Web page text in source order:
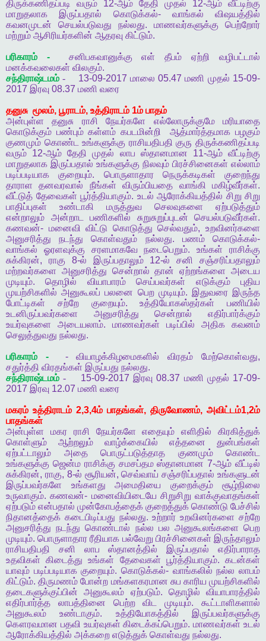
திருக்கணிதப்படி வரும் 12-ஆம் தேதி முதல் 12-ஆம் வீட்டிற்கு
மாறுதலாக
இருப்பதால் கொடுக்கல்- வாங்கல்
விஷயத்தில்
கவனமுடன்
செயல்படுவது நல்லது. மாணவர்களுக்கு
பெற்றோர்
மற்றும் ஆசிரியர்களின் ஆதரவு கிட்டும்.
பரிகாரம் - சனிபகவானுக்கு எள் தீபம் ஏற்றி
வழிபட்டால்
மனக்கவலைகள் விலகும்.
சந்திராஷ்டமம் - 13-09-2017 மாலை 05.47மணி முதல் 15-09-
2017 இரவு 08.37 மணி வரை
தனுசு மூலம், பூராடம், உத்திராடம் 1ம் பாதம்
அன்புள்ள
தனுசு ராசி நேயர்களே எல்லோருக்குமே
மரியாதை
கொடுக்கும் பண்பும் கள்ளம் கபடமின்றி ஆத்மார்த்தமாக பழகும்
குணமும் கொண்ட உங்களுக்கு ராசியதிபதி குரு திருக்கணிதப்படி
வரும் 12-ஆம் தேதி முதல் லாப ஸ்தானமான 11-ஆம் வீட்டிற்கு
மாறுதலாக இருப்பதால் உங்களுக்கு நிலவும் பிரச்சினைகள் எல்லாம்
படிப்படியாக
குறையும். பொருளாதார நெருக்கடிகள்
குறைந்து
தாராள
தனவரவால் நீங்கள் விரும்பியதை வாங்கி மகிழ்வீர்கள்.
வீட்டுத் தேவைகள் பூர்த்தியாகும். உடல் ஆரோக்கியத்தில் சிறு சிறு
பாதிப்புகள்
உண்டாகி மருத்துவ செலவுகளை
ஏற்படுத்தும்
என்றாலும்
அன்றாட பணிகளில் சுறுசுறுப்புடன் செயல்படுவீர்கள்.
கணவன்- மனைவி விட்டு கொடுத்து செல்வதும்,உறவினர்களை
அனுசரித்து
நடந்து கொள்வதும் நல்லது. பணம் கொடுக்கல்-
வாங்கல்
ஓரளவுக்கு சரளமாகவே நடைபெறும்.உங்கள்
ராசிக்கு
சுக்கிரன், ராகு 8-ல் இருப்பதாலும்12-ல் சனி
சஞ்சரிப்பதாலும்
மற்றவர்களை அனுசரித்து சென்றால் தான் ஏற்றங்களை அடைய
முடியும்.தொழில் வியாபாரம் செய்பவர்கள் எடுக்கும்
புதிய
முயற்சிகளில் அனுகூலப் பலனை பெற முடியும். இதுவரை இருந்த
போட்டிகள்
சற்றே குறையும்.உத்தியோகஸ்தர்கள்
பணியில்
உடனிருப்பவர்களை
அனுசரித்து சென்றால்
எதிர்பார்க்கும்
உயர்வுகளை
அடையலாம். மாணவர்கள் படிப்பில் அதிக
கவனம்
செலுத்துவது நல்லது.
பரிகாரம் --வியாழக்கிழமைகளில் விரதம் மேற்கொள்வது,
சதுர்த்தி விரதங்கள் இருப்பது நல்லது.
சந்திராஷ்டமம் - 15-09-2017 இரவு 08.37 மணி முதல் 17-09-
2017 இரவு 12.07 மணி வரை
மகரம் உத்திராடம் 2,3,4ம் பாதங்கள், திருவோணம், அவிட்டம்1,2ம்
பாதங்கள்
அன்புள்ள
மகர ராசி நேயர்களே எதையும் எளிதில்
கிரகித்துக்
கொள்ளும்
ஆற்றலும் வாழ்க்கையில் எத்தனை
துன்பங்கள்
ஏற்பட்டாலும்
அதை பொருட்படுத்தாத குணமும்
கொண்ட
உங்களுக்கு ஜென்ம ராசிக்கு சமசப்தம ஸ்தானமான 7-ஆம் வீட்டில்
சுக்கிரன், ராகு, 8-ல் சூரியன்,செவ்வாய் சஞ்சரிப்பதால் உங்களுடன்
இருப்பவர்களே
உங்களது அமைதியை குறைக்கும்
சூழ்நிலை
உருவாகும்.கணவன்- மனைவியிடையே சிறுசிறு வாக்குவாதங்கள்
ஏற்படும் என்பதால் முன்கோபத்தைக் குறைத்துக் கொண்டு பேச்சில்
நிதானத்தைக் கடைபிடிப்பது நல்லது.உற்றார் உறவினர்களை சற்றே
அனுசரித்து நடந்து கொண்டால் நல்ல பல அனுகூலங்களை பெற
முடியும்.பொருளாதார ரீதியாக பல்வேறு பிரச்சினைகள் இருந்தாலும்
ராசியதிபதி
சனி லாப ஸ்தானத்தில் இருப்பதால்
எதிர்பாராத
உதவிகள்
கிடைத்து உங்கள் தேவைகள் பூர்த்தியாகும்.கடன்கள்
யாவும் படிப்படியாக குறையும்.கொடுக்கல்- வாங்கலில் நல்ல லாபம்
கிட்டும்.திருமணம் போன்ற மங்களகரமான சுப காரிய முயற்சிகளில்
தடைகளுக்குப்பின்
அனுகூலம் ஏற்படும். தொழில்
வியாபாரத்தில்
எதிர்பார்த்த
லாபத்தினை பெற்ற விட முடியும்.கூட்டாளிகளால்
அனுகூலம்
உண்டாகும். உத்தியோகத்தில்
இருப்பவர்களுக்கு
கௌரவமான பதவி உயர்வுகள் கிடைக்கப்பெறும்.மாணவர்கள் உடல்
ஆரோக்கியத்தில் அக்கறை எடுத்துக் கொள்வது நல்லது.